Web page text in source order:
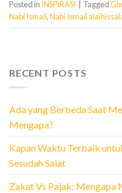
Posted in INSPIRASI Tagged
Nabi Ismail,Nabi Ismail
RECENT POSTS
Ada yang Berbeda Saat
Mengapa?
Kapan Waktu Terbaik
Sesudah Salat
Zakat Vs Pajak: Mengapa